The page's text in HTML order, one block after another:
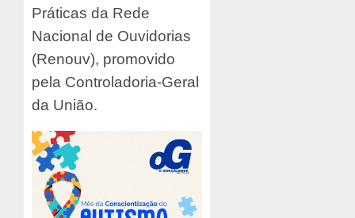
Práticas da Rede
Nacional de Ouvidorias
(Renouv), promovido
pela Controladoria-Geral
da União.